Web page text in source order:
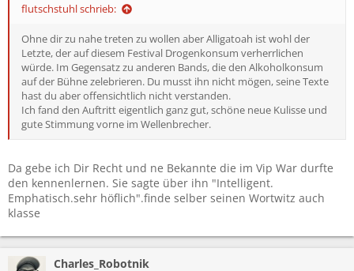
flutschstuhl schrieb:
Ohne dir zu nahe treten zu wollen aber Alligatoah ist wohl der
Letzte, der auf diesem Festival Drogenkonsum verherrlichen
würde. Im Gegensatz zu anderen Bands, die den Alkoholkonsum
auf der Bühne zelebrieren. Du musst ihn nicht mögen, seine Texte
hast du aber offensichtlich nicht verstanden.
Ich fand den Auftritt eigentlich ganz gut, schöne neue Kulisse und
gute Stimmung vorne im Wellenbrecher.
Da gebe ich Dir Recht und ne Bekannte die im Vip War durfte
den kennenlernen. Sie sagte über ihn "Intelligent.
Emphatisch.sehr höflich".finde selber seinen Wortwitz auch
klasse
Charles_Robotnik